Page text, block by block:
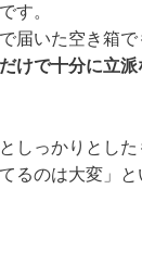
です。
届いた空き箱で
けで十分に立
しっかりとした
るのは大変」